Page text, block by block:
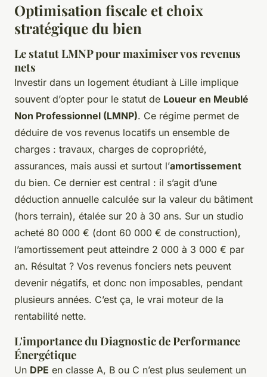
Optimisation fiscale et choix
stratégique du bien
Le statut LMNP pour maximiser vos revenus
nets
Investir dans un logement étudiant à Lille implique
souvent d’opter pour le statut de Loueur en Meublé
Non Professionnel (LMNP). Ce régime permet de
déduire de vos revenus locatifs un ensemble de
charges : travaux, charges de copropriété,
assurances, mais aussi et surtout l’amortissement
du bien. Ce dernier est central : il s’agit d’une
déduction annuelle calculée sur la valeur du bâtiment
(hors terrain), étalée sur 20 à 30 ans. Sur un studio
acheté 80 000 € (dont 60 000 € de construction),
l’amortissement peut atteindre 2 000 à 3 000 € par
an. Résultat ? Vos revenus fonciers nets peuvent
devenir négatifs, et donc non imposables, pendant
plusieurs années. C’est ça, le vrai moteur de la
rentabilité nette.
L'importance du Diagnostic de Performance
Énergétique
Un DPE en classe A, B ou C n’est plus seulement un